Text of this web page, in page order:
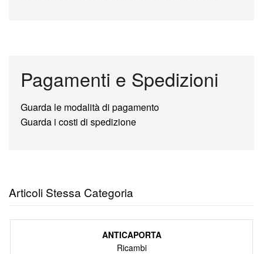
Pagamenti e Spedizioni
Guarda le modalità di pagamento
Guarda i costi di spedizione
Articoli Stessa Categoria
ANTICAPORTA
Ricambi